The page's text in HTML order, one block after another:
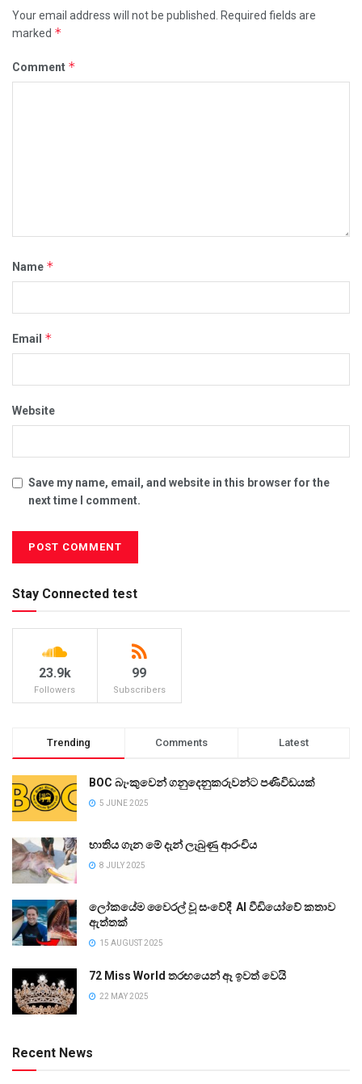
Your email address will not be published.
Required fields are
marked *
Comment *
Name *
Email *
Website
Save my name, email, and website in this browser for the
next time I comment.
Stay Connected test
23.9k
Followers
99
Subscribers
Trending Comments Latest
BOC බැංකුවෙන් ගනුදෙනුකරුවන්ට පණිවිඩයක්
5 JUNE 2025
භාතිය ගැන මේ දැන් ලැබුණු ආරංචිය
8 JULY 2025
ලෝකයේම වෛරල් වූ සංවේදී AI වීඩියෝවේ කතාව
ඇත්තක්
15 AUGUST 2025
72 Miss World තරඟයෙන් ඈ ඉවත් වෙයි
22 MAY 2025
Recent News